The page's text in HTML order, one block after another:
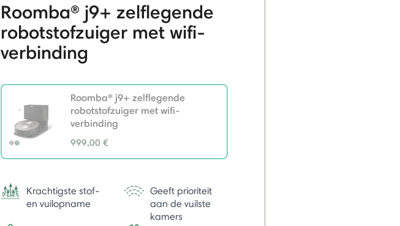
Roomba® j9+ zelflegende
robotstofzuiger met wifi-
verbinding
Roomba® j9+ zelflegende
robotstofzuiger met wifi-
verbinding
999,00 €
selected
Krachtigste stof-
en vuilopname
Geeft prioriteit
aan de vuilste
kamers